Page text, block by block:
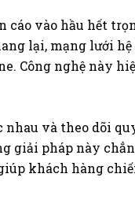
cáo vào hầu hết
lại, mạng lưới
Công nghệ này
nhau và theo dõi
giải pháp này
khách hàng